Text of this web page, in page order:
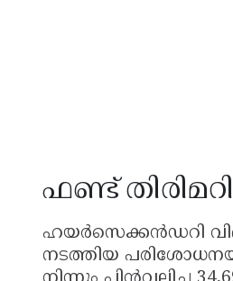
ഫണ്ട്
ഹയർസെക്കൻഡറി
നടത്തിയ